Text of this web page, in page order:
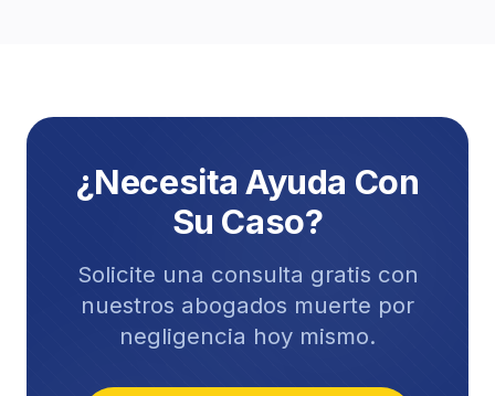
¿Necesita Ayuda Con
Su Caso?
Solicite una consulta gratis con
nuestros abogados muerte por
negligencia hoy mismo.